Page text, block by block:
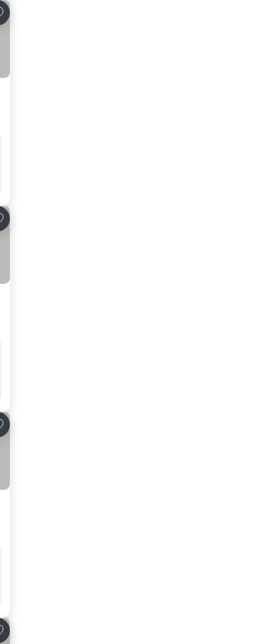
Favoriten hinzufügen
Favoriten hinzufügen
Favoriten hinzufügen
Favoriten hinzufügen